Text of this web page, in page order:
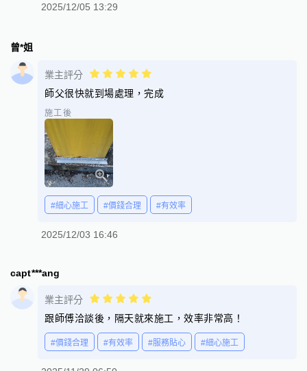
2025/12/05 13:29
曾*姐
業主評分
師父很快就到場處理，完成
施工後
#細心施工 #價錢合理 #有效率
2025/12/03 16:46
capt***ang
業主評分
跟師傅洽談後，隔天就來施工，效率非常高！
#價錢合理 #有效率 #服務貼心 #細心施工